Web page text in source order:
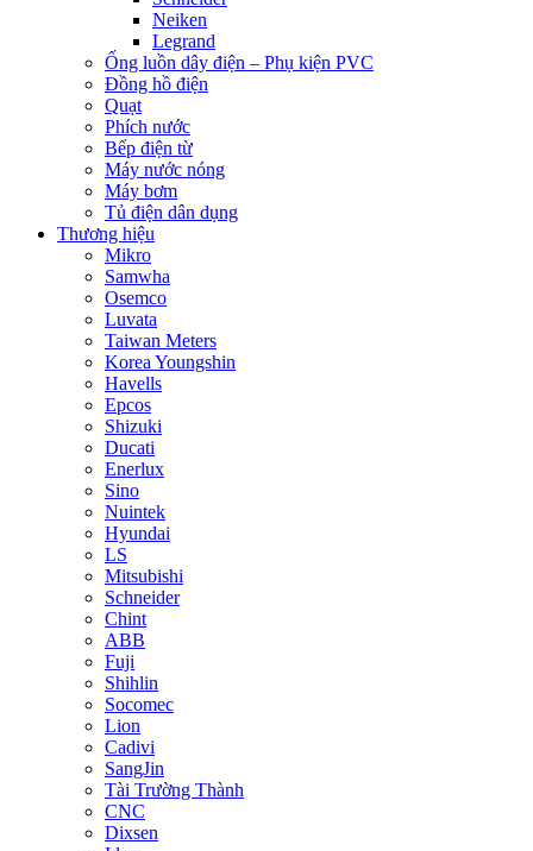
Neiken
Legrand
Ống luồn dây điện – Phụ kiện PVC
Đồng hồ điện
Quạt
Phích nước
Bếp điện từ
Máy nước nóng
Máy bơm
Tủ điện dân dụng
Thương hiệu
Mikro
Samwha
Osemco
Luvata
Taiwan Meters
Korea Youngshin
Havells
Epcos
Shizuki
Ducati
Enerlux
Sino
Nuintek
Hyundai
LS
Mitsubishi
Schneider
Chint
ABB
Fuji
Shihlin
Socomec
Lion
Cadivi
SangJin
Tài Trường Thành
CNC
Dixsen